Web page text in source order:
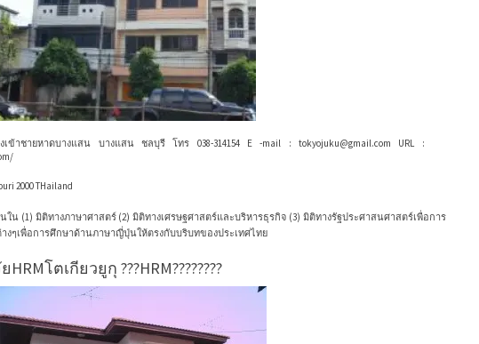
าชายหาดบางแสน บางแสน ชลบุรี โทร 038-314154 E -mail : tokyojuku@gmail.com URL :
2000 THailand
ใน (1) มิติทางภาษาศาสตร์ (2) มิติทางเศรษฐศาสตร์และบริหารธุรกิจ (3) มิติทางรัฐประศาสนศาสตร์เพื่อการ
งๆเพื่อการศึกษาด้านภาษาญี่ปุ่นให้ตรงกับบริบทของประเทศไทย
โตเกียวยูกุ ???HRM????????